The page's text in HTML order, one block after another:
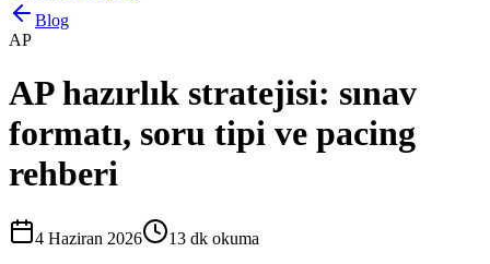
Blog
AP
AP hazırlık stratejisi: sınav
formatı, soru tipi ve pacing
rehberi
4 Haziran 2026 13 dk okuma